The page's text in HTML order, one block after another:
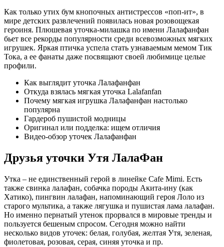
Как только утих бум кнопочных антистрессов «поп-ит», в
мире детских развлечений появилась новая розовощекая
героиня. Плюшевая уточка-милашка по имени Лалафанфан
бьет все рекорды популярности среди всевозможных мягких
игрушек. Яркая птичка успела стать узнаваемым мемом Тик
Тока, а ее фанаты даже посвящают своей любимице целые
профили.
Как выглядит уточка Лалафанфан
Откуда взялась мягкая уточка Lalafanfan
Почему мягкая игрушка Лалафанфан настолько
популярна
Гардероб пушистой модницы
Оригинал или подделка: ищем отличия
Видео-обзор уточек Лалафанфан
Друзья уточки Утя ЛалаФан
Утка – не единственный герой в линейке Cafe Mimi. Есть
также свинка лалафан, собачка породы Акита-ину (как
Хатико), пингвин лалафан, напоминающий героя Лоло из
старого мультика, а также лягушка и пушистая лама лалафан.
Но именно пернатый утенок прорвался в мировые тренды и
пользуется бешеным спросом. Сегодня можно найти
несколько видов уточек: белая, голубая, желтая Утя, зеленая,
фиолетовая, розовая, серая, синяя уточка и пр.